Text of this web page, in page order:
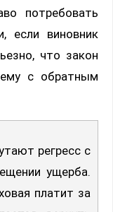
потребовать
если виновник
что закон
с обратным
ущерба.
платит за